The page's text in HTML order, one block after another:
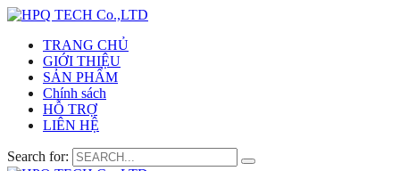
TRANG CHỦ
GIỚI THIỆU
SẢN PHẨM
Chính sách
HỖ TRỢ
LIÊN HỆ
Search for: